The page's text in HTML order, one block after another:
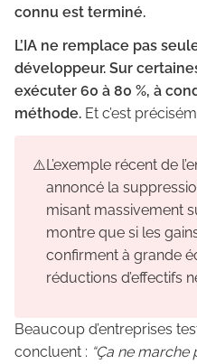
connu est terminé.
L’IA ne remplace pas
développeur. Sur
exécuter 60 à 80 %, à
méthode. Et c’est
⚠️L’exemple récent de
annoncé la
misant massivement
montre que si les
confirment à grande
réductions d’effectifs
Beaucoup d’entreprises
concluent : “Ça ne marche